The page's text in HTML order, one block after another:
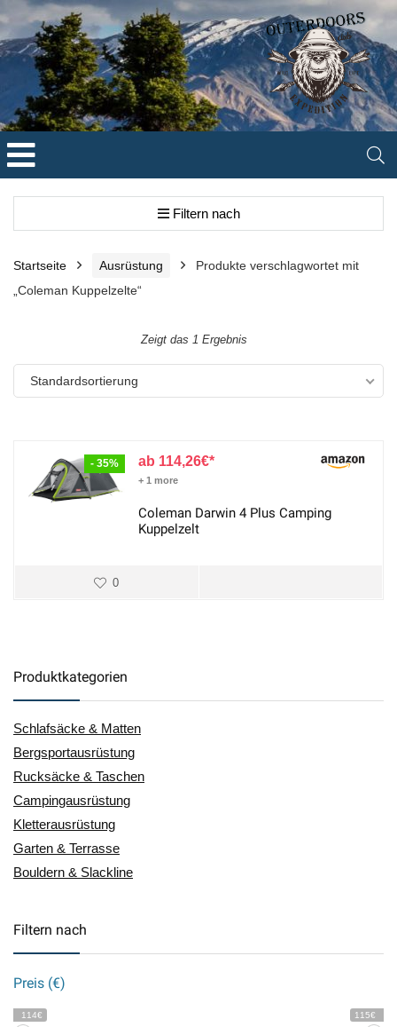
Filtern nach
Startseite Ausrüstung
Produkte verschlagwortet mit
„Coleman Kuppelzelte“
Zeigt das 1 Ergebnis
Standardsortierung
- 35% 114,26€
+ 1 more
Coleman Darwin 4 Plus Camping
Kuppelzelt
0
Produktkategorien
Schlafsäcke & Matten
Bergsportausrüstung
Rucksäcke & Taschen
Campingausrüstung
Kletterausrüstung
Garten & Terrasse
Bouldern & Slackline
Filtern nach
Preis (€)
114€ 115€